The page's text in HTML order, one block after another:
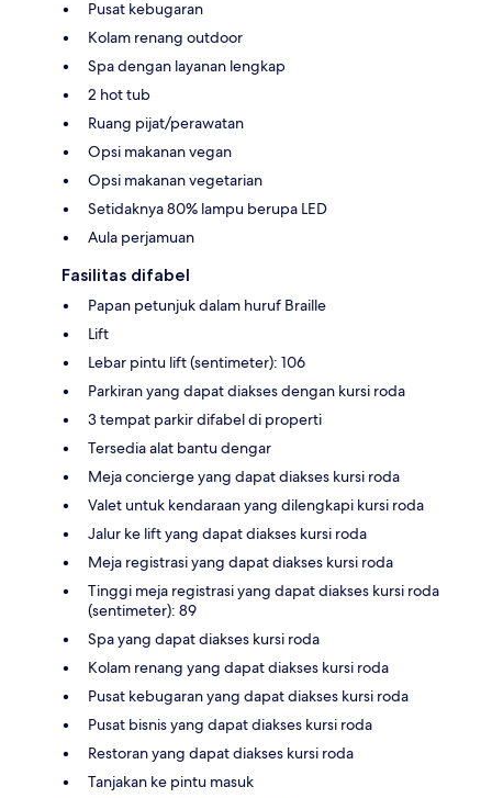
Pusat kebugaran
Kolam renang outdoor
Spa dengan layanan lengkap
2 hot tub
Ruang pijat/perawatan
Opsi makanan vegan
Opsi makanan vegetarian
Setidaknya 80% lampu berupa LED
Aula perjamuan
Fasilitas difabel
Papan petunjuk dalam huruf Braille
Lift
Lebar pintu lift (sentimeter): 106
Parkiran yang dapat diakses dengan kursi roda
3 tempat parkir difabel di properti
Tersedia alat bantu dengar
Meja concierge yang dapat diakses kursi roda
Valet untuk kendaraan yang dilengkapi kursi roda
Jalur ke lift yang dapat diakses kursi roda
Meja registrasi yang dapat diakses kursi roda
Tinggi meja registrasi yang dapat diakses kursi roda
(sentimeter): 89
Spa yang dapat diakses kursi roda
Kolam renang yang dapat diakses kursi roda
Pusat kebugaran yang dapat diakses kursi roda
Pusat bisnis yang dapat diakses kursi roda
Restoran yang dapat diakses kursi roda
Tanjakan ke pintu masuk